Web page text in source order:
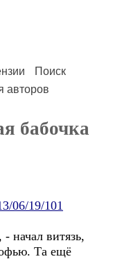
Поиск
авторов
бабочка
06/19/101
начал витязь,
Та ещё